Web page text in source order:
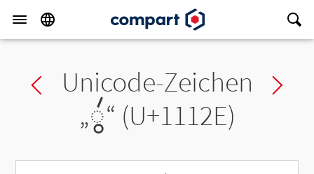
Previous char
Unicode-Zeichen
„◌𑄮“ (U+1112E)